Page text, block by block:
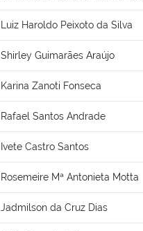
Luiz Haroldo Peixoto da Silva
Shirley Guimarães Araújo
Karina Zanoti Fonseca
Rafael Santos Andrade
Ivete Castro Santos
Rosemeire Mª Antonieta Motta
Jadmilson da Cruz Dias